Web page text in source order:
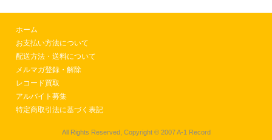
ホーム
お支払い方法について
配送方法・送料について
メルマガ登録・解除
レコード買取
アルバイト募集
特定商取引法に基づく表記
All Rights Reserved, Copyright © 2007 A-1 Record